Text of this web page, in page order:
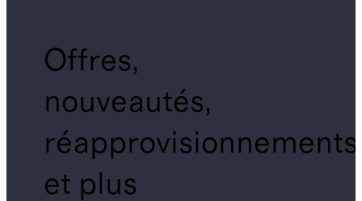
Offres,
nouveautés,
réapprovisionnements
et plus